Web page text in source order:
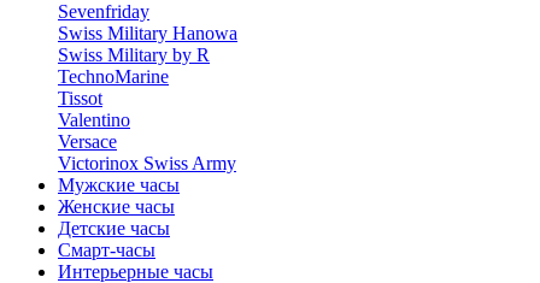
Sevenfriday
Swiss Military Hanowa
Swiss Military by R
TechnoMarine
Tissot
Valentino
Versace
Victorinox Swiss Army
Мужские часы
Женские часы
Детские часы
Смарт-часы
Интерьерные часы